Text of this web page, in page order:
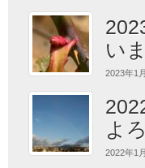
い
2023年1
よ
2022年1